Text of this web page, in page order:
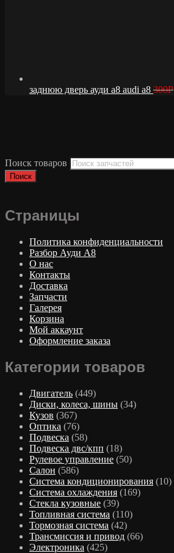
заднюю дверь ауди а8 audi a8 300Р
Поиск товаров
Поиск
Страницы
Политика конфиденциальности
Разбор Ауди А8
О нас
Контакты
Доставка
Запчасти
Галерея
Корзина
Мой аккаунт
Оформление заказа
Категории товаров
Двигатель (449)
Диски, колеса, шины (34)
Кузов (367)
Оптика (76)
Подвеска (58)
Подвеска двс/кпп (18)
Рулевое управление (50)
Салон (586)
Система кондиционирования (10)
Система охлаждения (169)
Стекла кузовные (39)
Топливная система (110)
Тормозная система (42)
Трансмиссия и привод (66)
Электроника (425)